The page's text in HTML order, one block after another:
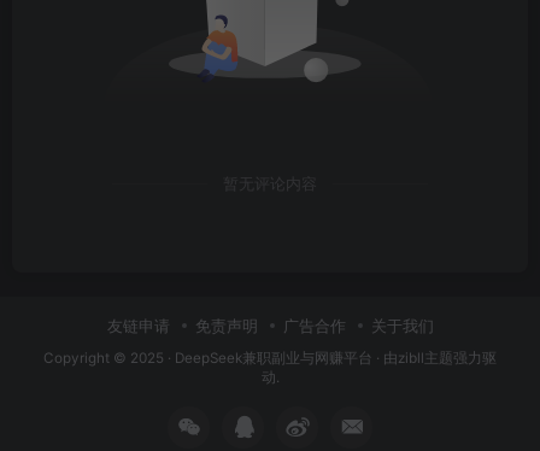
暂无评论内容
友链申请 免责声明 广告合作 关于我们
Copyright © 2025 · DeepSeek兼职副业与网赚平台 · 由zibll主题 强力驱
动.